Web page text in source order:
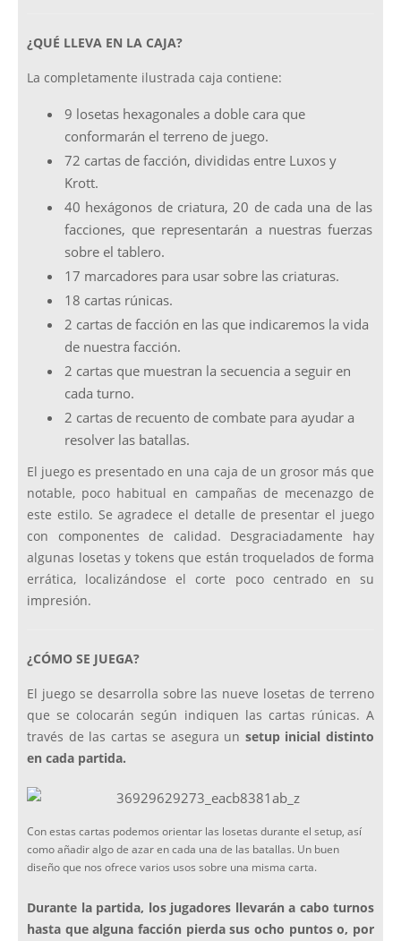
¿QUÉ LLEVA EN LA CAJA?
La completamente ilustrada caja contiene:
9 losetas hexagonales a doble cara que
conformarán el terreno de juego.
72 cartas de facción, divididas entre Luxos y
Krott.
40 hexágonos de criatura, 20 de cada una de las
facciones, que representarán a nuestras fuerzas
sobre el tablero.
17 marcadores para usar sobre las criaturas.
18 cartas rúnicas.
2 cartas de facción en las que indicaremos la vida
de nuestra facción.
2 cartas que muestran la secuencia a seguir en
cada turno.
2 cartas de recuento de combate para ayudar a
resolver las batallas.
El juego es presentado en una caja de un grosor más que
notable, poco habitual en campañas de mecenazgo de
este estilo. Se agradece el detalle de presentar el juego
con componentes de calidad. Desgraciadamente hay
algunas losetas y tokens que están troquelados de forma
errática, localizándose el corte poco centrado en su
impresión.
¿CÓMO SE JUEGA?
El juego se desarrolla sobre las nueve losetas de terreno
que se colocarán según indiquen las cartas rúnicas. A
través de las cartas se asegura un setup inicial distinto
en cada partida.
Con estas cartas podemos orientar las losetas durante el setup, así
como añadir algo de azar en cada una de las batallas. Un buen
diseño que nos ofrece varios usos sobre una misma carta.
Durante la partida, los jugadores llevarán a cabo turnos
hasta que alguna facción pierda sus ocho puntos o, por